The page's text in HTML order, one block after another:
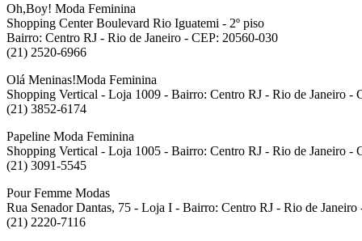
Oh,Boy! Moda Feminina
Shopping Center Boulevard Rio Iguatemi - 2º piso
Bairro: Centro RJ - Rio de Janeiro - CEP: 20560-030
(21) 2520-6966
Olá Meninas!Moda Feminina
Shopping Vertical - Loja 1009 - Bairro: Centro RJ - Rio de Janeiro -
(21) 3852-6174
Papeline Moda Feminina
Shopping Vertical - Loja 1005 - Bairro: Centro RJ - Rio de Janeiro -
(21) 3091-5545
Pour Femme Modas
Rua Senador Dantas, 75 - Loja I - Bairro: Centro RJ - Rio de
(21) 2220-7116